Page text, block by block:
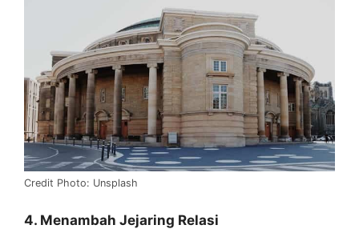
Credit Photo: Unsplash
4. Menambah Jejaring Relasi